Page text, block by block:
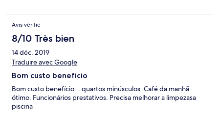
Avis vérifié
8/10 Très bien
14 déc. 2019
Traduire avec Google
Bom custo benefício
Bom custo benefício... quartos minúsculos. Café da manhã
ótimo. Funcionários prestativos. Precisa melhorar a limpezasa
piscina